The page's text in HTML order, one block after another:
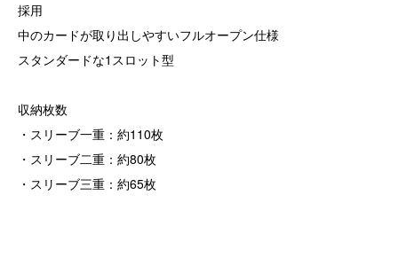
採用
中のカードが取り出しやすいフルオープン仕様
スタンダードな1スロット型
収納枚数
・スリーブ一重：約110枚
・スリーブ二重：約80枚
・スリーブ三重：約65枚